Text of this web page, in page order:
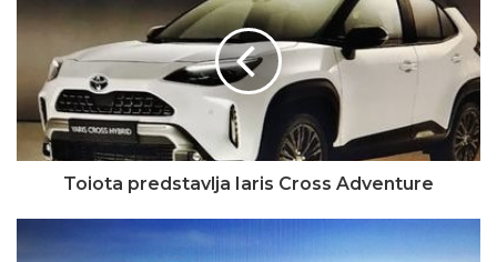
Toiota predstavlja Iaris Cross Adventure